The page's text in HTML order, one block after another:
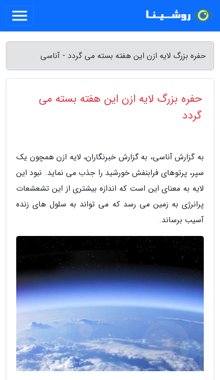
حفره بزرگ لایه ازن این هفته بسته می گردد - آناسی
حفره بزرگ لایه ازن این هفته بسته می
گردد
به گزارش آناسی، به گزارش خبرنگاران، لایه ازن همچون یک
سپر، پرتوهای فرابنفش خورشید را جذب می نماید. نبود این
لایه به معنای این است که اندازه بیشتری از این تشعشعات
پرانرژی به زمین می رسد که می تواند به سلول های زنده
آسیب برساند.